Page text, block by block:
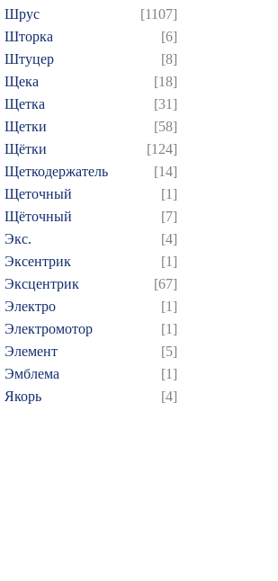
Шрус
[1107]
Шторка
[6]
Штуцер
[8]
Щека
[18]
Щетка
[31]
Щетки
[58]
Щётки
[124]
Щеткодержатель
[14]
Щеточный
[1]
Щёточный
[7]
Экс.
[4]
Эксентрик
[1]
Эксцентрик
[67]
Электро
[1]
Электромотор
[1]
Элемент
[5]
Эмблема
[1]
Якорь
[4]